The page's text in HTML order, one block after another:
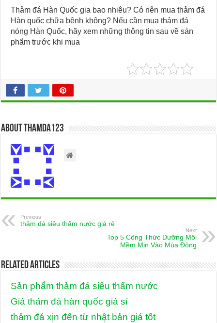
Thảm đá Hàn Quốc gia bao nhiêu? Có nên mua thảm đá
Hàn quốc chữa bệnh không? Nếu cần mua thảm đá
nóng Hàn Quốc, hãy xem những thông tin sau về sản
phẩm trước khi mua
About thamda123
Previous
thảm đá siêu thấm nước giá rẻ
Next
Top 5 Công Thức Dưỡng Môi
Mềm Mịn Vào Mùa Đông
Related Articles
Sản phẩm thảm đá siêu thấm nước
Giá thảm đá hàn quốc giá sỉ
thảm đá xịn đến từ nhật bản giá tốt